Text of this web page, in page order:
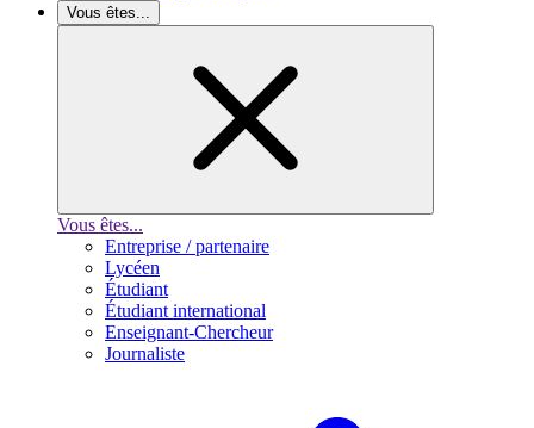
Vous êtes...
Vous êtes...
Entreprise / partenaire
Lycéen
Étudiant
Étudiant international
Enseignant-Chercheur
Journaliste